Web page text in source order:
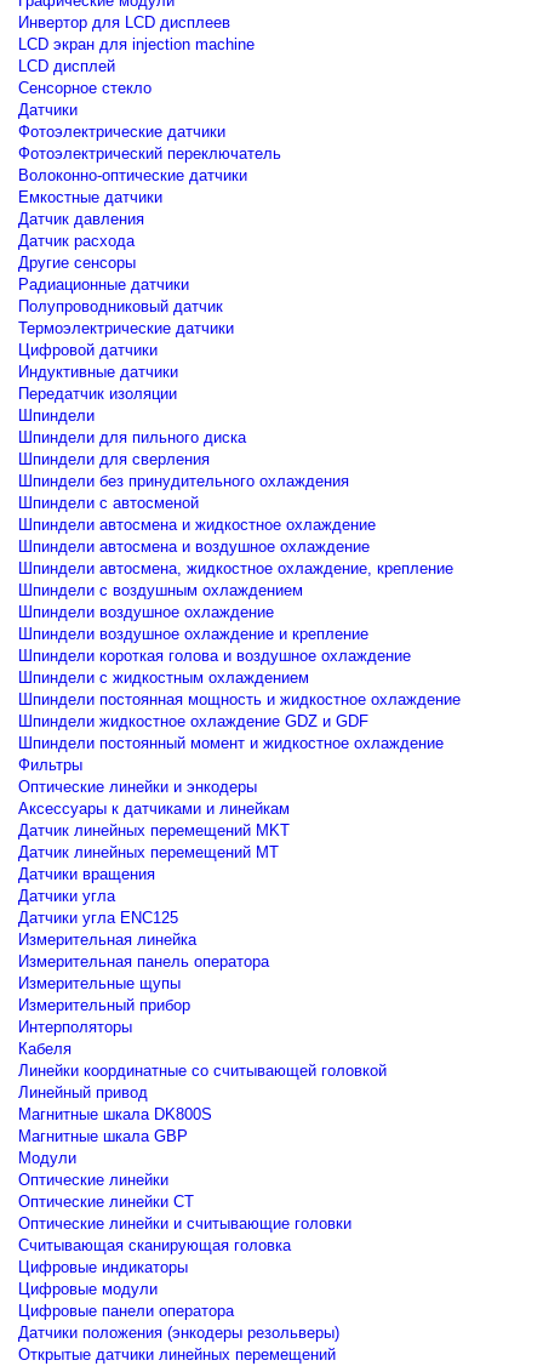
Инвертор для LCD дисплеев
LCD экран для injection machine
LCD дисплей
Сенсорное стекло
Датчики
Фотоэлектрические датчики
Фотоэлектрический переключатель
Волоконно-оптические датчики
Емкостные датчики
Датчик давления
Датчик расхода
Другие сенсоры
Радиационные датчики
Полупроводниковый датчик
Термоэлектрические датчики
Цифровой датчики
Индуктивные датчики
Передатчик изоляции
Шпиндели
Шпиндели для пильного диска
Шпиндели для сверления
Шпиндели без принудительного охлаждения
Шпиндели с автосменой
Шпиндели автосмена и жидкостное охлаждение
Шпиндели автосмена и воздушное охлаждение
Шпиндели автосмена, жидкостное охлаждение, крепление
Шпиндели с воздушным охлаждением
Шпиндели воздушное охлаждение
Шпиндели воздушное охлаждение и крепление
Шпиндели короткая голова и воздушное охлаждение
Шпиндели с жидкостным охлаждением
Шпиндели постоянная мощность и жидкостное охлаждение
Шпиндели жидкостное охлаждение GDZ и GDF
Шпиндели постоянный момент и жидкостное охлаждение
Фильтры
Оптические линейки и энкодеры
Аксессуары к датчиками и линейкам
Датчик линейных перемещений MKT
Датчик линейных перемещений MT
Датчики вращения
Датчики угла
Датчики угла ENC125
Измерительная линейка
Измерительная панель оператора
Измерительные щупы
Измерительный прибор
Интерполяторы
Кабеля
Линейки координатные со считывающей головкой
Линейный привод
Магнитные шкала DK800S
Магнитные шкала GBP
Модули
Оптические линейки
Оптические линейки CT
Оптические линейки и считывающие головки
Считывающая сканирующая головка
Цифровые индикаторы
Цифровые модули
Цифровые панели оператора
Датчики положения (энкодеры резольверы)
Открытые датчики линейных перемещений